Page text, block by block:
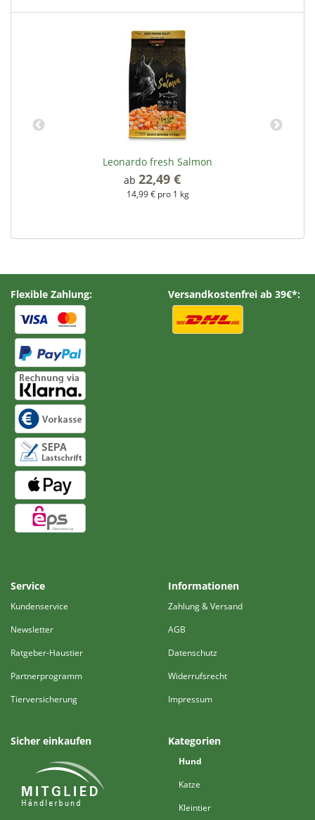
Leonardo fresh Salmon
ab 22,49 €
14,99 € pro 1 kg
Flexible Zahlung: Versandkostenfrei ab 39€*:
Service
Kundenservice
Newsletter
Ratgeber-Haustier
Partnerprogramm
Tierversicherung
Informationen
Zahlung & Versand
AGB
Datenschutz
Widerrufsrecht
Impressum
Sicher einkaufen Kategorien
Hund
Katze
Kleintier